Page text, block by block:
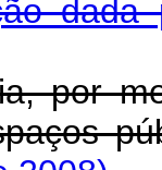
dada
meio